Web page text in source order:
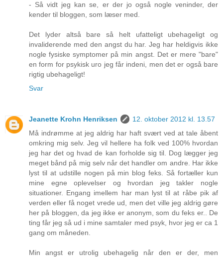
- Så vidt jeg kan se, er der jo også nogle veninder, der
kender til bloggen, som læser med.
Det lyder altså bare så helt ufatteligt ubehageligt og
invaliderende med den angst du har. Jeg har heldigvis ikke
nogle fysiske symptomer på min angst. Det er mere "bare"
en form for psykisk uro jeg får indeni, men det er også bare
rigtig ubehageligt!
Svar
Jeanette Krohn Henriksen
12. oktober 2012 kl. 13.57
Må indrømme at jeg aldrig har haft svært ved at tale åbent
omkring mig selv. Jeg vil hellere ha folk ved 100% hvordan
jeg har det og hvad de kan forholde sig til. Dog lægger jeg
meget bånd på mig selv når det handler om andre. Har ikke
lyst til at udstille nogen på min blog feks. Så fortæller kun
mine egne oplevelser og hvordan jeg takler nogle
situationer. Engang imellem har man lyst til at råbe pik af
verden eller få noget vrede ud, men det ville jeg aldrig gøre
her på bloggen, da jeg ikke er anonym, som du feks er.. De
ting får jeg så ud i mine samtaler med psyk, hvor jeg er ca 1
gang om måneden.
Min angst er utrolig ubehagelig når den er der, men